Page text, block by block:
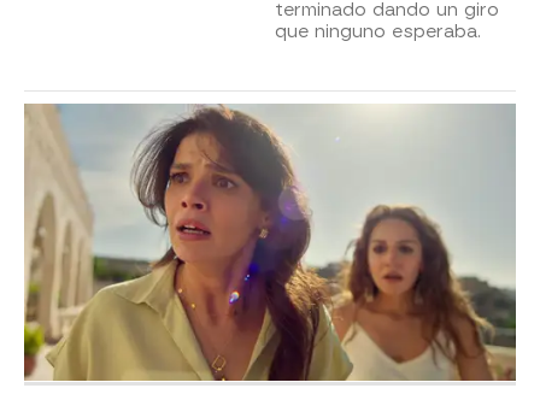
terminado dando un giro
que ninguno esperaba.